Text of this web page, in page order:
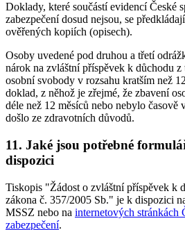
Doklady, které součástí evidencí České
zabezpečení dosud nejsou, se
ověřených kopiích (opisech).
Osoby uvedené pod druhou a třetí
nárok na zvláštní příspěvek k důchodu
osobní svobody v rozsahu kratším než
doklad, z něhož je zřejmé, že zbavení
déle než 12 měsíců nebo nebylo časově
došlo ze zdravotních důvodů.
11. Jaké jsou potřebné
dispozici
Tiskopis "Žádost o zvláštní příspěvek k
zákona č. 357/2005 Sb." je k dispozici
MSSZ nebo na internetových stránkách
zabezpečení.